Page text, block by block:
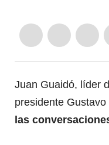
Juan Guaidó, líder
presidente
las